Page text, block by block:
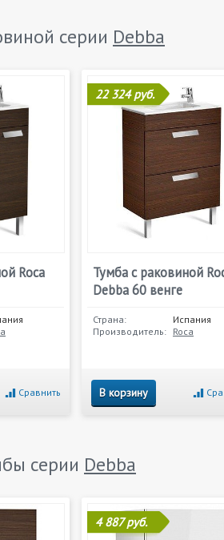
серии Debba
Roca
Сравнить
22 324 руб.
Тумба с раковиной
Debba 60 венге
Страна:
Испания
Производитель: Roca
В корзину
серии Debba
4 887 руб.